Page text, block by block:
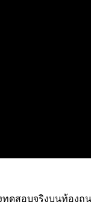
สอบจริงบนท้องถ